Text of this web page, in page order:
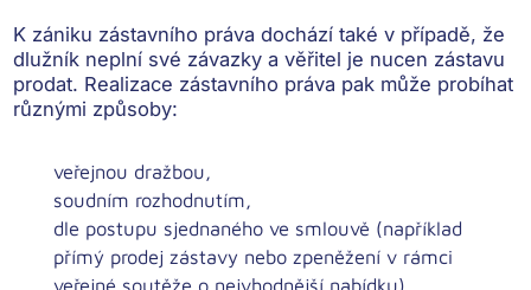
K zániku zástavního práva dochází také v případě, že
dlužník neplní své závazky a věřitel je nucen zástavu
prodat. Realizace zástavního práva pak může probíhat
různými způsoby:
veřejnou dražbou,
soudním rozhodnutím,
dle postupu sjednaného ve smlouvě (například
přímý prodej zástavy nebo zpeněžení v rámci
veřejné soutěže o nejvhodnější nabídku).